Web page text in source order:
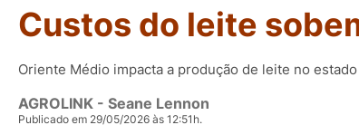
Conversor Colunistas Eventos
Fotos
e
Vídeos
Custos do leite
Oriente Médio impacta a produção de leite no estado
AGROLINK - Seane Lennon
Publicado em 29/05/2026 às 12:51h.